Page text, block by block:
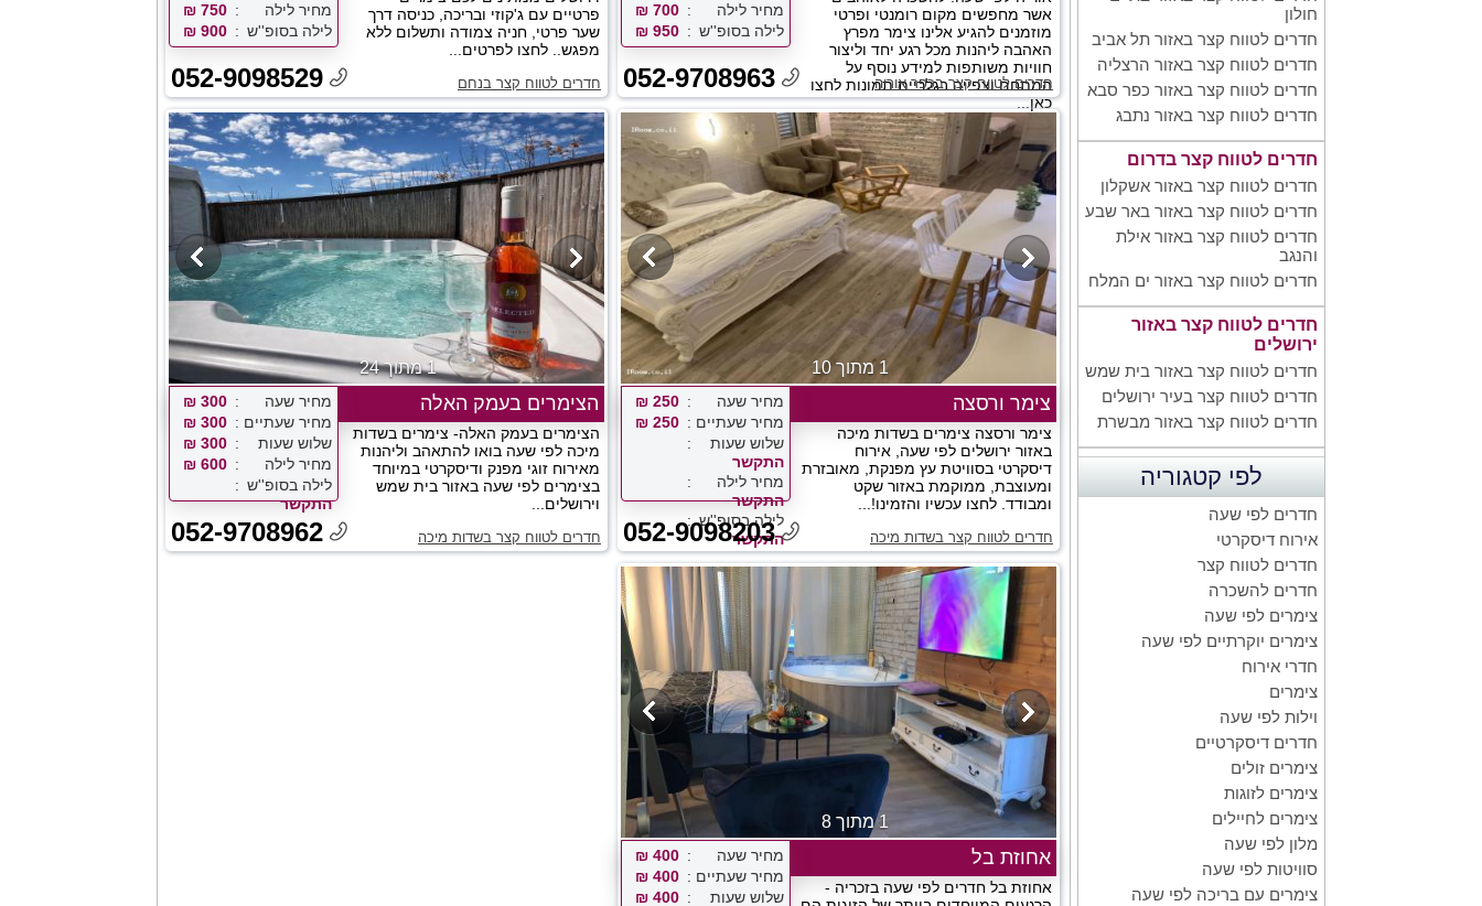
חולון
חדרים לטווח קצר באזור תל אביב
חדרים לטווח קצר באזור הרצליה
חדרים לטווח קצר באזור כפר סבא
חדרים לטווח קצר באזור נתבג
חדרים לטווח קצר בדרום
חדרים לטווח קצר באזור אשקלון
חדרים לטווח קצר באזור באר שבע
חדרים לטווח קצר באזור אילת
והנגב
חדרים לטווח קצר באזור ים המלח
חדרים לטווח קצר באזור
ירושלים
חדרים לטווח קצר באזור בית שמש
חדרים לטווח קצר בעיר ירושלים
חדרים לטווח קצר באזור מבשרת
לפי קטגוריה
חדרים לפי שעה
אירוח דיסקרטי
חדרים לטווח קצר
חדרים להשכרה
צימרים לפי שעה
צימרים יוקרתיים לפי שעה
חדרי אירוח
צימרים
וילות לפי שעה
חדרים דיסקרטיים
צימרים זולים
צימרים לזוגות
צימרים לחיילים
מלון לפי שעה
סוויטות לפי שעה
צימרים עם בריכה לפי שעה
אשר מחפשים מקום רומנטי ופרטי
מוזמנים להגיע אלינו צימר מפרץ
האהבה ליהנות מכל רגע יחד וליצור
חוויות משותפות למידע נוסף על
המתחם וצפייה בגלריית תמונות לחצו
כאן...
חדרים לטווח קצר בכפר אוריה
מחיר לילה
700 ₪
לילה בסופ''ש
950 ₪
052-9708963
פרטיים עם ג'קוזי ובריכה, כניסה דרך
שער פרטי, חניה צמודה ותשלום ללא
מפגש.. לחצו לפרטים...
חדרים לטווח קצר בנחם
מחיר לילה
750 ₪
לילה בסופ''ש
900 ₪
052-9098529
1 מתוך 10
צימר ורסצה
צימר ורסצה צימרים בשדות מיכה
באזור ירושלים לפי שעה, אירוח
דיסקרטי בסוויטת עץ מפנקת, מאובזרת
ומעוצבת, ממוקמת באזור שקט
ומבודד. לחצו עכשיו והזמינו!...
חדרים לטווח קצר בשדות מיכה
מחיר שעה
250 ₪
מחיר שעתיים
250 ₪
שלוש שעות
התקשר
מחיר לילה
התקשר
לילה בסופ''ש
התקשר
052-9098203
1 מתוך 24
הצימרים בעמק האלה
הצימרים בעמק האלה- צימרים בשדות
מיכה לפי שעה בואו להתאהב וליהנות
מאירוח זוגי מפנק ודיסקרטי במיוחד
בצימרים לפי שעה באזור בית שמש
וירושלים...
חדרים לטווח קצר בשדות מיכה
מחיר שעה
300 ₪
מחיר שעתיים
300 ₪
שלוש שעות
300 ₪
מחיר לילה
600 ₪
לילה בסופ''ש
התקשר
052-9708962
1 מתוך 8
אחוזת בל
אחוזת בל חדרים לפי שעה בזכריה -
מחיר שעה
400 ₪
מחיר שעתיים
400 ₪
שלוש שעות
400 ₪